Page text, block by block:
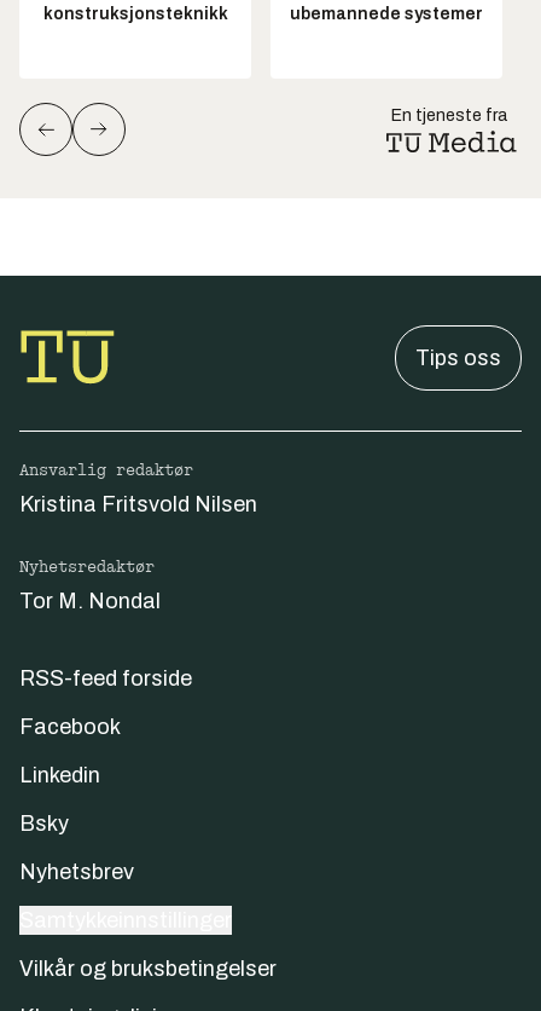
konstruksjonsteknikk
ubemannede systemer
En tjeneste fra
Tips oss
Ansvarlig redaktør
Kristina Fritsvold Nilsen
Nyhetsredaktør
Tor M. Nondal
RSS-feed forside
Facebook
Linkedin
Bsky
Nyhetsbrev
Vilkår og bruksbetingelser